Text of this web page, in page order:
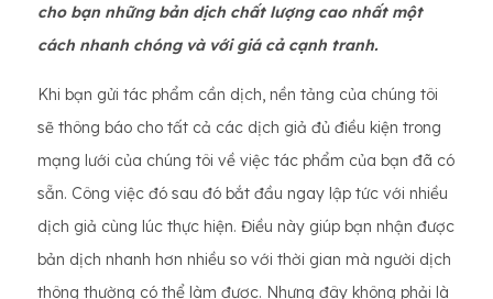
cho bạn những bản dịch chất lượng cao nhất một
cách nhanh chóng và với giá cả cạnh tranh.
Khi bạn gửi tác phẩm cần dịch, nền tảng của chúng tôi
sẽ thông báo cho tất cả các dịch giả đủ điều kiện trong
mạng lưới của chúng tôi về việc tác phẩm của bạn đã có
sẵn. Công việc đó sau đó bắt đầu ngay lập tức với nhiều
dịch giả cùng lúc thực hiện. Điều này giúp bạn nhận được
bản dịch nhanh hơn nhiều so với thời gian mà người dịch
thông thường có thể làm được. Nhưng đây không phải là